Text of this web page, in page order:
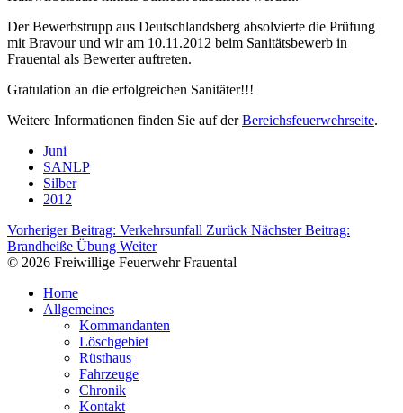
Der Bewerbstrupp aus Deutschlandsberg absolvierte die Prüfung
mit Bravour und wir am 10.11.2012 beim Sanitätsbewerb in
Frauental als Bewerter auftreten.
Gratulation an die erfolgreichen Sanitäter!!!
Weitere Informationen finden Sie auf derBereichsfeuerwehrseite.
Juni
SANLP
Silber
2012
Vorheriger Beitrag: Verkehrsunfall Zurück Nächster Beitrag:
Brandheiße Übung Weiter
© 2026 Freiwillige Feuerwehr Frauental
Home
Allgemeines
Kommandanten
Löschgebiet
Rüsthaus
Fahrzeuge
Chronik
Kontakt